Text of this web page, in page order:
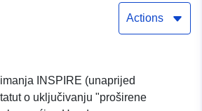
Actions
INSPIRE (unaprijed
o uključivanju "proširene